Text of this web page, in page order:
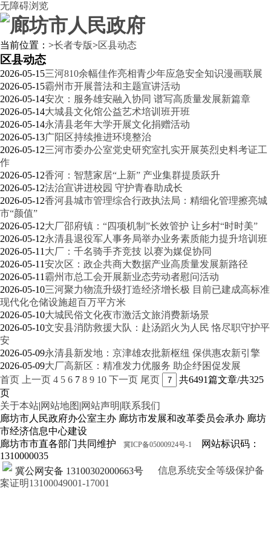
无障碍浏览
当前位置： >长者专版>区县动态
区县动态
2026-05-15三河810余幅佳作亮相青少年应急安全知识漫画联展
2026-05-15霸州市开展普法和主题宣讲活动
2026-05-14安次：服务雄安融入协同 谱写高质量发展新篇章
2026-05-14大城县文化馆公益艺术培训班开班
2026-05-14永清县老年大学开展文化捐赠活动
2026-05-13广阳区持续推进环境整治
2026-05-12三河市委办公室党史研究室扎实开展英烈史料考证工
作
2026-05-12香河：智慧家居“上新” 产业集群提质跃升
2026-05-12法治宣讲进校园 守护青春助成长
2026-05-12香河县城市管理综合行政执法局：精细化管理擦亮城
市“颜值”
2026-05-12大厂邵府镇：“四项机制”长效管护 让乡村“时时美”
2026-05-12永清县退役军人事务局举办业务素质能力提升培训班
2026-05-11 大厂：千名骑手齐竞技 以赛为媒促协同
2026-05-11安次区：政企共商大数据产业高质量发展新路径
2026-05-11 霸州市总工会开展新业态劳动者慰问活动
2026-05-10三河聚力物流升级打造经济增长极 目前已建成高标准
现代化仓储设施超百万平方米
2026-05-10大城民俗文化夜市激活文旅消费新场景
2026-05-10文安县消防救援大队：赴汤蹈火为人民 恪尽职守护平
安
2026-05-09永清县新发地：京津雄农批新枢纽 保供惠农新引擎
2026-05-09大厂高新区：精准发力优服务 助企纾困促发展
首页
上一页 4 5 6 7 8 9 10 下一页 尾页
共6491篇文章/共325
页
关于本站|网站地图 |网站声明|联系我们
廊坊市人民政府办公室主办 廊坊市发展和改革委员会承办 廊坊
市经济信息中心建设
廊坊市市直各部门共同维护
冀ICP备05000924号-1
网站标识码：
1310000035
冀公网安备 13100302000663号
信息系统安全等级保护备
案证明13100049001-17001